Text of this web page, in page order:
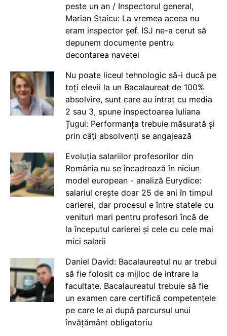
peste un an / Inspectorul general,
Marian Staicu: La vremea aceea nu
eram inspector șef. ISJ ne-a cerut să
depunem documente pentru
decontarea navetei
Nu poate liceul tehnologic să-i ducă pe
toți elevii la un Bacalaureat de 100%
absolvire, sunt care au intrat cu media
2 sau 3, spune inspectoarea Iuliana
Țugui: Performanța trebuie măsurată și
prin câți absolvenți se angajează
Evoluția salariilor profesorilor din
România nu se încadrează în niciun
model european - analiză Eurydice:
salariul crește doar 25 de ani în timpul
carierei, dar procesul e între statele cu
venituri mari pentru profesori încă de
la începutul carierei și cele cu cele mai
mici salarii
Daniel David: Bacalaureatul nu ar trebui
să fie folosit ca mijloc de intrare la
facultate. Bacalaureatul trebuie să fie
un examen care certifică competențele
pe care le ai după parcursul unui
învățământ obligatoriu